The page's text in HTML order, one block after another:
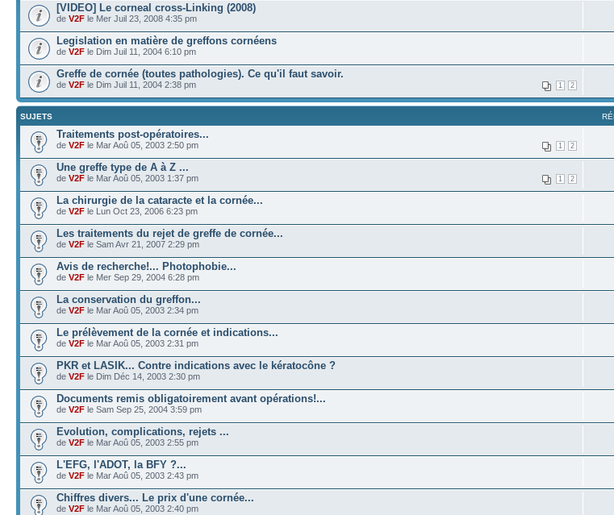
[VIDEO] Le corneal cross-Linking (2008)
de V2F le Mer Juil 23, 2008 4:35 pm
Legislation en matière de greffons cornéens
de V2F le Dim Juil 11, 2004 6:10 pm
Greffe de cornée (toutes pathologies). Ce qu'il faut savoir.
1 2
de V2F le Dim Juil 11, 2004 2:38 pm
SUJETS
Traitements post-opératoires...
1 2
de V2F le Mar Aoû 05, 2003 2:50 pm
Une greffe type de A à Z ...
1 2
de V2F le Mar Aoû 05, 2003 1:37 pm
La chirurgie de la cataracte et la cornée...
de V2F le Lun Oct 23, 2006 6:23 pm
Les traitements du rejet de greffe de cornée...
de V2F le Sam Avr 21, 2007 2:29 pm
Avis de recherche!... Photophobie...
de V2F le Mer Sep 29, 2004 6:28 pm
La conservation du greffon...
de V2F le Mar Aoû 05, 2003 2:34 pm
Le prélèvement de la cornée et indications...
de V2F le Mar Aoû 05, 2003 2:31 pm
PKR et LASIK... Contre indications avec le kératocône ?
de V2F le Dim Déc 14, 2003 2:30 pm
Documents remis obligatoirement avant opérations!...
de V2F le Sam Sep 25, 2004 3:59 pm
Evolution, complications, rejets ...
de V2F le Mar Aoû 05, 2003 2:55 pm
L'EFG, l'ADOT, la BFY ?...
de V2F le Mar Aoû 05, 2003 2:43 pm
Chiffres divers... Le prix d'une cornée...
de V2F le Mar Aoû 05, 2003 2:40 pm